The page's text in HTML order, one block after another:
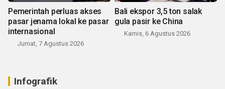
Pemerintah perluas akses
pasar jenama lokal ke pasar
internasional
Jumat, 7 Agustus 2026
Bali ekspor 3,5 ton salak
gula pasir ke China
Kamis, 6 Agustus 2026
Infografik